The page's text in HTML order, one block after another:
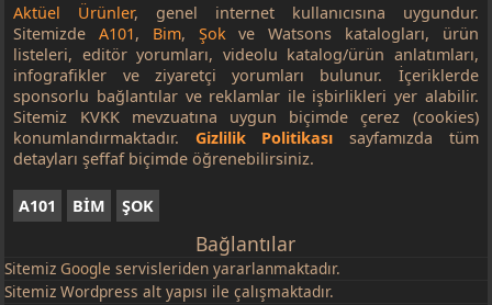
Aktüel Ürünler, genel internet kullanıcısına uygundur.
SitemizdeA101, Bim, Şokve Watsons katalogları, ürün
listeleri, editör yorumları, videolu katalog/ürün anlatımları,
infografikler ve ziyaretçi yorumları bulunur. İçeriklerde
sponsorlu bağlantılar ve reklamlar ile işbirlikleri yer alabilir.
Sitemiz KVKK mevzuatına uygun biçimde çerez (cookies)
konumlandırmaktadır. Gizlilik Politikası sayfamızda tüm
detayları şeffaf biçimde öğrenebilirsiniz.
A101 BİM ŞOK
Bağlantılar
Sitemiz Google servisleriden yararlanmaktadır.
Sitemiz Wordpress alt yapısı ile çalışmaktadır.